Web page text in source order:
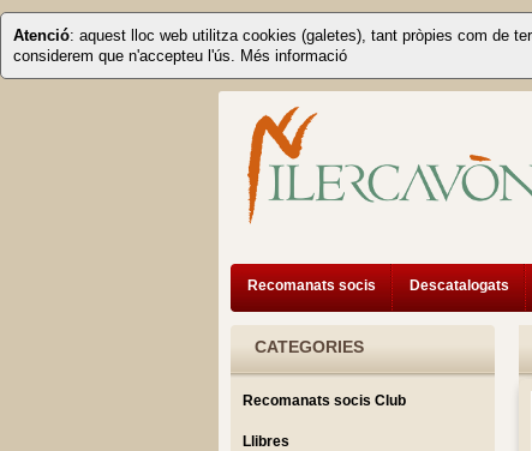
Atenció: aquest lloc web utilitza cookies (galetes), tant pròpies com de
considerem que n'accepteu l'ús. Més informació
Recomanats socis Descatalogats
CATEGORIES
Recomanats socis Club
Llibres